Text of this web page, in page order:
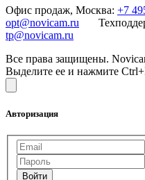
Офис продаж, Москва: +7
opt@novicam.ru
tp@novicam.ru
Все права защищены.
Выделите ее и нажмите
Авторизация